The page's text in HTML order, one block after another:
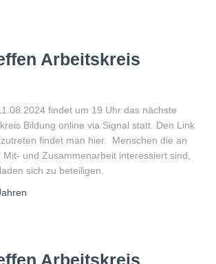
Arbeitskreis
findet um 19 Uhr das nächste
Bildung online via Signal statt. Den Link
findet man hier. Menschen die an
und Zusammenarbeit interessiert sind,
sich zu beteiligen.
Arbeitskreis